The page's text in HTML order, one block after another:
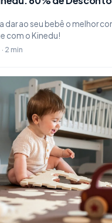
dar ao seu bebê o melhor
com o Kinedu!
2 min